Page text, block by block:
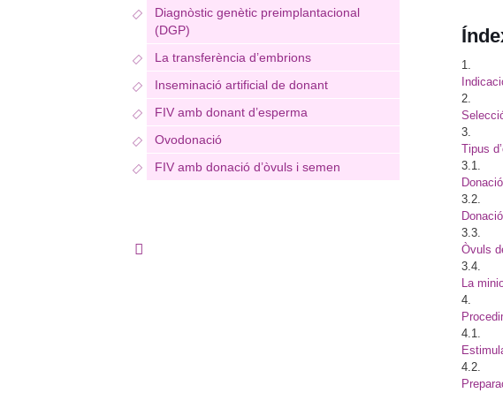
1.
2.
3.
Tipus
3.1.
3.2.
3.3.
Òvuls
3.4.
La
4.
4.1.
4.2.
Diagnòstic genètic preimplantacional
(DGP)
La transferència d’embrions
Inseminació artificial de donant
FIV amb donant d’esperma
Ovodonació
FIV amb donació d’òvuls i semen